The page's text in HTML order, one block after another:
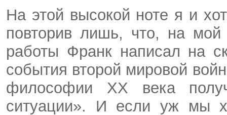
На этой высокой ноте я и
повторив лишь, что, на
работы Франк написал на
события второй мировой
философии XX века
ситуации». И если уж мы